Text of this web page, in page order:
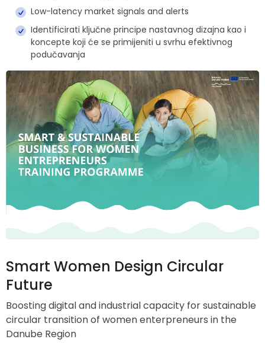
Low-latency market signals and alerts
Identificirati ključne principe nastavnog dizajna kao i
koncepte koji će se primijeniti u svrhu efektivnog
podučavanja
Smart Women Design Circular
Future
Boosting digital and industrial capacity for sustainable
circular transition of women enterpreneurs in the
Danube Region